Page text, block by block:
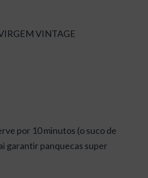
VINTAGE
por 10 minutos (o suco de
garantir panquecas super